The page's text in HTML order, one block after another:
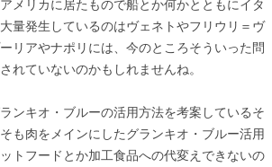
メリカに居たもので船とか何かとともにイタ
量発生しているのはヴェネトやフリウリ＝ヴ
リアやナポリには、今のところそういった問
れていないのかもしれませんね。
ンキオ・ブルーの活用方法を考案しているそ
も肉をメインにしたグランキオ・ブルー活用
トフードとか加工食品への代変えできないの